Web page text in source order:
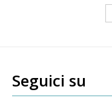
Seguici su